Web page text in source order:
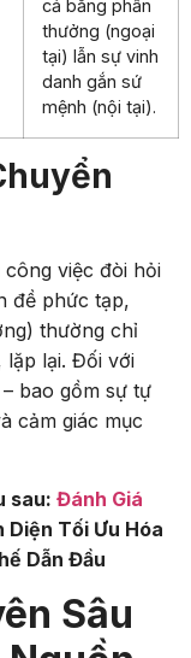
cả bằng phần
thưởng (ngoại
tại) lẫn sự vinh
danh gắn sứ
mệnh (nội tại).
việc đòi hỏi
đề phức tạp,
thường chỉ
lặp lại. Đối với
– bao gồm sự tự
cảm giác mục
sau: Đánh Giá
Diện Tối Ưu Hóa
Dẫn Đầu
Sâu